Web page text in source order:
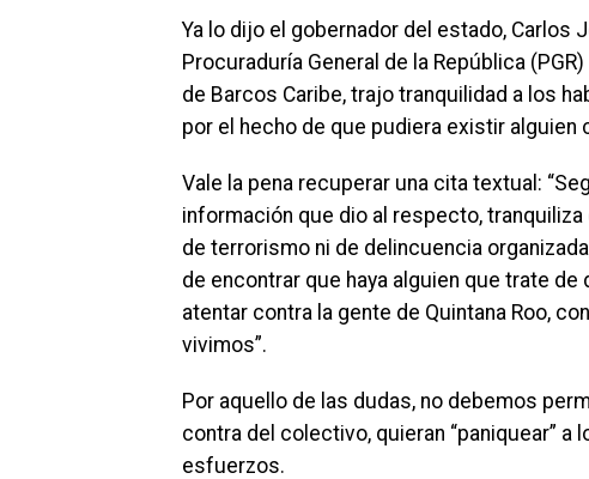
Ya lo dijo el gobernador del estado, Carlos
Procuraduría General de la República
de Barcos Caribe, trajo tranquilidad a los
por el hecho de que pudiera existir alguien
Vale la pena recuperar una cita textual:
información que dio al respecto,
de terrorismo ni de delincuencia
de encontrar que haya alguien que trate
atentar contra la gente de Quintana Roo,
vivimos”.
Por aquello de las dudas, no debemos
contra del colectivo, quieran “paniquear”
esfuerzos.